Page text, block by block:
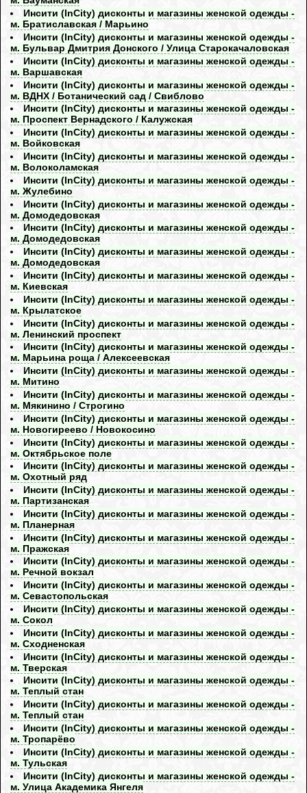
Инсити (InCity) дисконты и магазины женской одежды -
м. Братиславская / Марьино
Инсити (InCity) дисконты и магазины женской одежды -
м. Бульвар Дмитрия Донского / Улица Старокачаловская
Инсити (InCity) дисконты и магазины женской одежды -
м. Варшавская
Инсити (InCity) дисконты и магазины женской одежды -
м. ВДНХ / Ботанический сад / Свиблово
Инсити (InCity) дисконты и магазины женской одежды -
м. Проспект Вернадского / Калужская
Инсити (InCity) дисконты и магазины женской одежды -
м. Войковская
Инсити (InCity) дисконты и магазины женской одежды -
м. Волоколамская
Инсити (InCity) дисконты и магазины женской одежды -
м. Жулебино
Инсити (InCity) дисконты и магазины женской одежды -
м. Домодедовская
Инсити (InCity) дисконты и магазины женской одежды -
м. Домодедовская
Инсити (InCity) дисконты и магазины женской одежды -
м. Домодедовская
Инсити (InCity) дисконты и магазины женской одежды -
м. Киевская
Инсити (InCity) дисконты и магазины женской одежды -
м. Крылатское
Инсити (InCity) дисконты и магазины женской одежды -
м. Ленинский проспект
Инсити (InCity) дисконты и магазины женской одежды -
м. Марьина роща / Алексеевская
Инсити (InCity) дисконты и магазины женской одежды -
м. Митино
Инсити (InCity) дисконты и магазины женской одежды -
м. Мякинино / Строгино
Инсити (InCity) дисконты и магазины женской одежды -
м. Новогиреево / Новокосино
Инсити (InCity) дисконты и магазины женской одежды -
м. Октябрьское поле
Инсити (InCity) дисконты и магазины женской одежды -
м. Охотный ряд
Инсити (InCity) дисконты и магазины женской одежды -
м. Партизанская
Инсити (InCity) дисконты и магазины женской одежды -
м. Планерная
Инсити (InCity) дисконты и магазины женской одежды -
м. Пражская
Инсити (InCity) дисконты и магазины женской одежды -
м. Речной вокзал
Инсити (InCity) дисконты и магазины женской одежды -
м. Севастопольская
Инсити (InCity) дисконты и магазины женской одежды -
м. Сокол
Инсити (InCity) дисконты и магазины женской одежды -
м. Сходненская
Инсити (InCity) дисконты и магазины женской одежды -
м. Тверская
Инсити (InCity) дисконты и магазины женской одежды -
м. Теплый стан
Инсити (InCity) дисконты и магазины женской одежды -
м. Теплый стан
Инсити (InCity) дисконты и магазины женской одежды -
м. Тропарёво
Инсити (InCity) дисконты и магазины женской одежды -
м. Тульская
Инсити (InCity) дисконты и магазины женской одежды -
м. Улица Академика Янгеля